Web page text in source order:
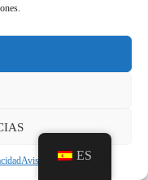
Aviso legal ES